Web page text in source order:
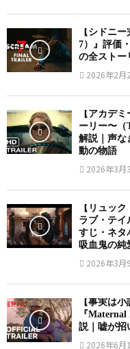
【シドニ
7）』評価
の全ストー
2026年2月
【アカデ
ーリー〜（
解説｜声な
動の物語
2026年3月
【リュッ
ラブ・テイ
すじ・ネタ
吸血鬼の純
2026年3月
【事実は
『
説｜嘘が招
2026年6月